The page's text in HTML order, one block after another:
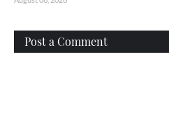
Post a Comment